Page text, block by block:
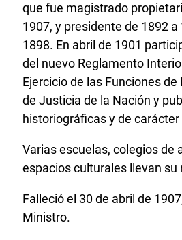
que fue magistrado
1907, y presidente de 1892 a
1898. En abril de 1901
del nuevo Reglamento
Ejercicio de las Funciones
de Justicia de la Nación y
historiográficas y de
Varias escuelas, colegios de
espacios culturales llevan su
Falleció el 30 de abril de
Ministro.